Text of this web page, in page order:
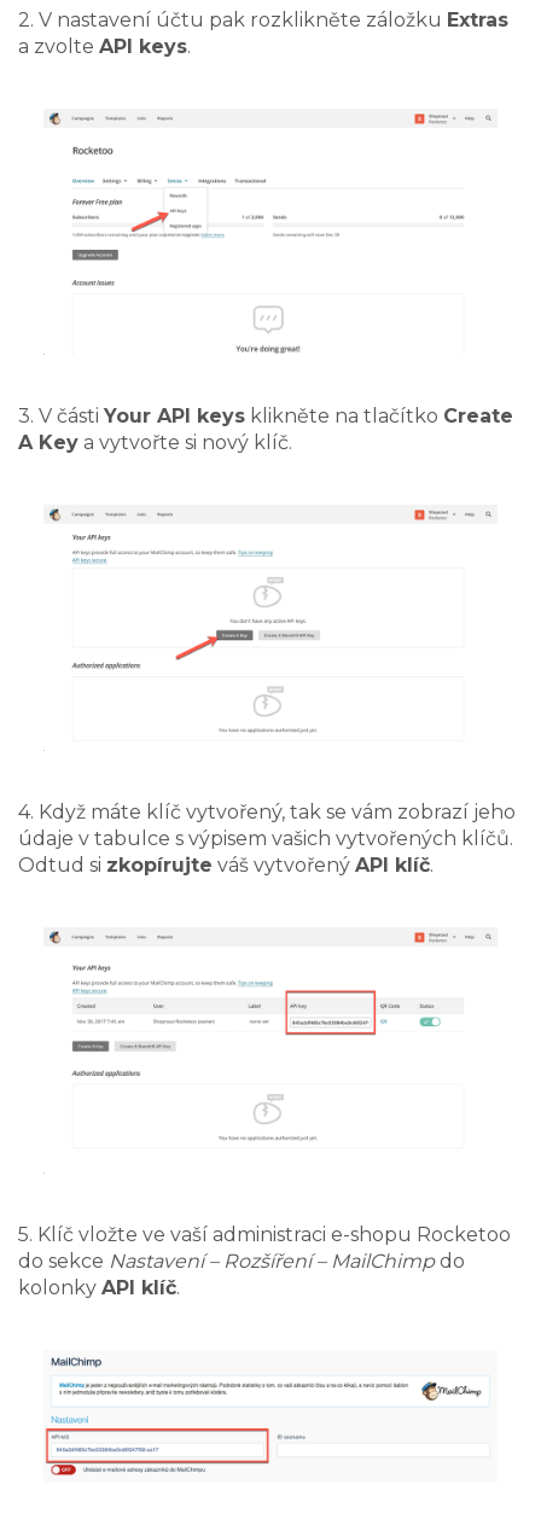
2. V nastavení účtu pak rozklikněte záložku Extras
a zvolte API keys.
3. V části Your API keys klikněte na tlačítko Create
A Key a vytvořte si nový klíč.
4. Když máte klíč vytvořený, tak se vám zobrazí jeho
údaje v tabulce s výpisem vašich vytvořených klíčů.
Odtud si zkopírujte váš vytvořený API klíč.
5. Klíč vložte ve vaší administraci e-shopu Rocketoo
do sekce Nastavení – Rozšíření – MailChimpdo
kolonky API klíč.